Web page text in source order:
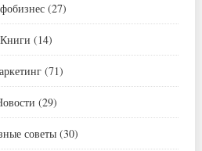
(27)
Книги (14)
(71)
(29)
советы(30)